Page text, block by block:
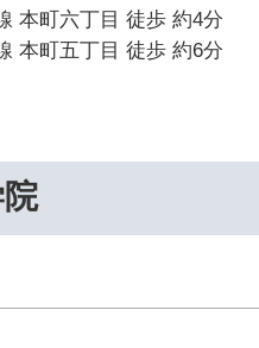
本町六丁目 徒歩 約4分
本町五丁目 徒歩 約6分